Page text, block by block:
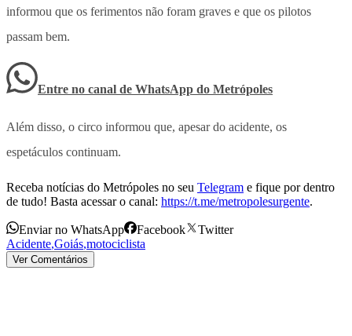
informou que os ferimentos não foram graves e que os pilotos
passam bem.
Entre no canal de WhatsApp do Metrópoles
Além disso, o circo informou que, apesar do acidente, os
espetáculos continuam.
Receba notícias do Metrópoles no seu Telegram e fique por dentro
de tudo! Basta acessar o canal: https://t.me/metropolesurgente.
Enviar no WhatsApp Facebook
Twitter
Acidente,Goiás,motociclista
Ver Comentários